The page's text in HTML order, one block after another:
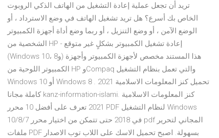
تريد أن تجعل عملية إعادة التشغيل من الهاتف الذكي الروبوت
الخاص بك أسرع؟ هل تريد تشغيل الهاتف في وضع الاسترداد ، أو
الوضع الآمن ، أو وضع التنزيل ، أو ربما وضع أداة أجهزة الكمبيوتر
الشخصية من HP - إعادة تشغيل الكمبيوتر بشكلٍ غير متوقع
(Windows 10، و8) هذا المستند مخصص لأجهزة الكمبيوتر وأجهزة
الكمبيوتر اللوحية من HP وCompaq والتي تعمل بنظام التشغيل
Windows 10 أو Windows 8 . تحميل كنز المعلومات الاسلامية 2021
كاملة مجانا kanz-information-islami. كنز المعلومات الاسلامية
2021 تعرف على أفضل 10 محرر PDF لنظام التشغيل Windows
10/8/7 في 2018 حتى تتمكن من اختيار محرر pdf المجاني لتحرير
ملفات PDF بسهولة. اصبح تحميل الاسك على اللاب توب الاصدار